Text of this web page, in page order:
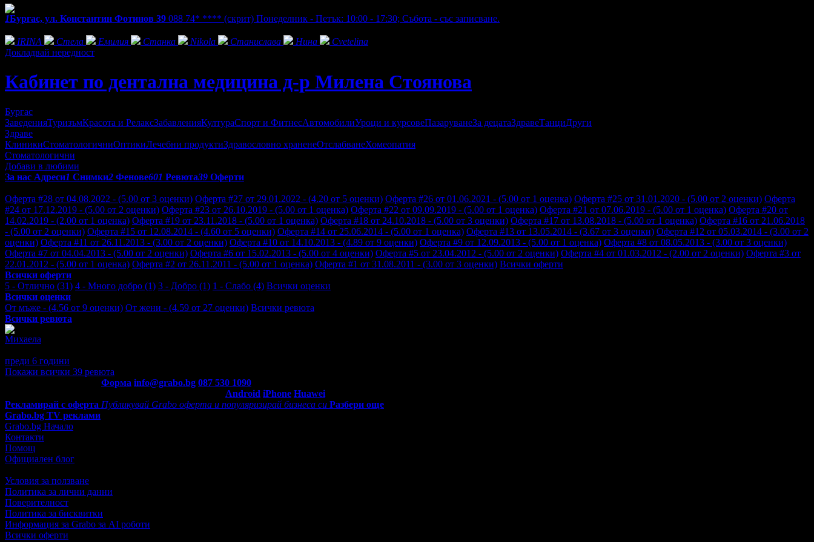
1Бургас, ул. Константин Фотинов 39 088 74* **** (скрит) Понеделник - Петък: 10:00 - 17:30; Събота - със записване.
IRINA
Стела Емилия Станка Nikola Станислава Нина
Cvetelina
Докладвай нередност
Кабинет по дентална медицина д-р Милена Стоянова
Бургас
ЗаведенияТуризъмКрасота и РелаксЗабавленияКултураСпорт и ФитнесАвтомобилиУроци и курсовеПазаруванеЗа децатаЗдравеТанциДруги
Здраве
КлиникиСтоматологичниОптикиЛечебни продуктиЗдравословно храненеОтслабванеХомеопатия
Стоматологични
Добави в любими
За нас Адреси1 Снимки2 Фенове601 Ревюта39 Оферти
Оферта #28 от 04.08.2022 - (5.00 от 3 оценки) Оферта #27 от 29.01.2022 - (4.20 от 5 оценки) Оферта #26 от 01.06.2021 - (5.00 от 1 оценка) Оферта #25 от 31.01.2020 - (5.00 от 2 оценки) Оферта
#24 от 17.12.2019 - (5.00 от 2 оценки) Оферта #23 от 26.10.2019 - (5.00 от 1 оценка) Оферта #22 от 09.09.2019 - (5.00 от 1 оценка) Оферта #21 от 07.06.2019 - (5.00 от 1 оценка) Оферта #20 от
14.02.2019 - (2.00 от 1 оценка) Оферта #19 от 23.11.2018 - (5.00 от 1 оценка) Оферта #18 от 24.10.2018 - (5.00 от 3 оценки) Оферта #17 от 13.08.2018 - (5.00 от 1 оценка) Оферта #16 от 21.06.2018
- (5.00 от 2 оценки) Оферта #15 от 12.08.2014 - (4.60 от 5 оценки) Оферта #14 от 25.06.2014 - (5.00 от 1 оценка) Оферта #13 от 13.05.2014 - (3.67 от 3 оценки) Оферта #12 от 05.03.2014 - (3.00 от 2
оценки) Оферта #11 от 26.11.2013 - (3.00 от 2 оценки) Оферта #10 от 14.10.2013 - (4.89 от 9 оценки) Оферта #9 от 12.09.2013 - (5.00 от 1 оценка) Оферта #8 от 08.05.2013 - (3.00 от 3 оценки)
Оферта #7 от 04.04.2013 - (5.00 от 2 оценки) Оферта #6 от 15.02.2013 - (5.00 от 4 оценки) Оферта #5 от 23.04.2012 - (5.00 от 2 оценки) Оферта #4 от 01.03.2012 - (2.00 от 2 оценки) Оферта #3 от
22.01.2012 - (5.00 от 1 оценка) Оферта #2 от 26.11.2011 - (5.00 от 1 оценка) Оферта #1 от 31.08.2011 - (3.00 от 3 оценки) Всички оферти
Всички оферти
5 - Отлично (31) 4 - Много добро (1) 3 - Добро (1) 1 - Слабо (4) Всички оценки
Всички оценки
От мъже - (4.56 от 9 оценки) От жени - (4.59 от 27 оценки) Всички ревюта
Всички ревюта
Михаела
преди 6 години
Покажи всички 39 ревюта
Форма info@grabo.bg 087 530 1090
Android iPhone Huawei
Рекламирай с оферта Публикувай Grabo оферта и популяризирай бизнеса си Разбери още
Grabo.bg TV реклами
Grabo.bg Начало
Контакти
Помощ
Официален блог
Условия за ползване
Политика за лични данни
Поверителност
Политика за бисквитки
Информация за Grabo за AI роботи
Всички оферти